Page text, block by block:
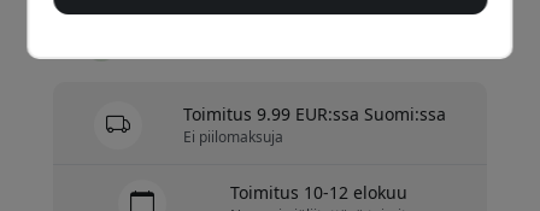
Toimitus 9.99 EUR:ssa Suomi:ssa
Ei piilomaksuja
Toimitus 10-12 elokuu